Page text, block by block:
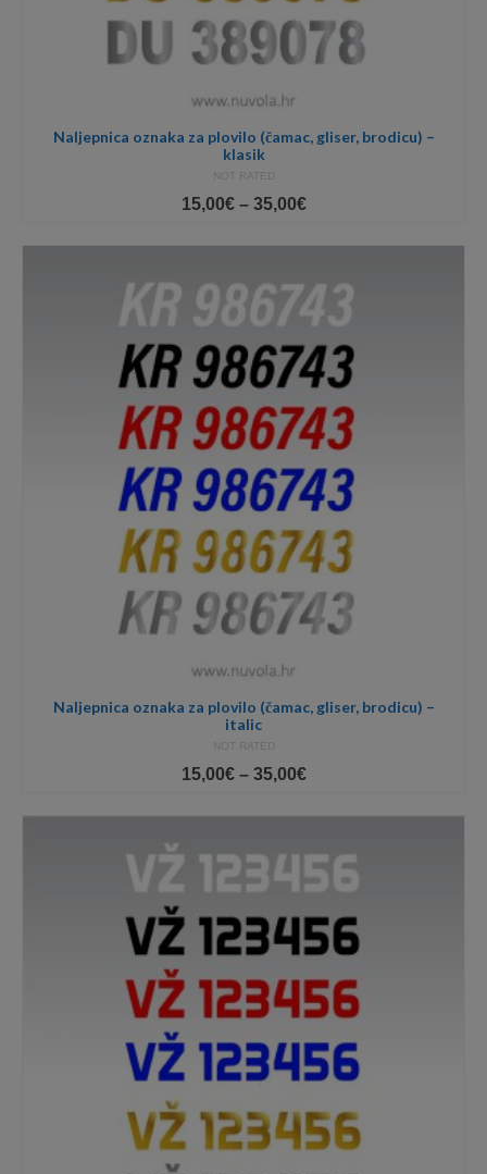
Naljepnica oznaka za plovilo (čamac, gliser, brodicu) –
klasik
NOT RATED
15,00€ – 35,00€Price
15,00€
35,00€
Naljepnica oznaka za plovilo (čamac, gliser, brodicu) –
italic
NOT RATED
15,00€ – 35,00€Price
15,00€
35,00€